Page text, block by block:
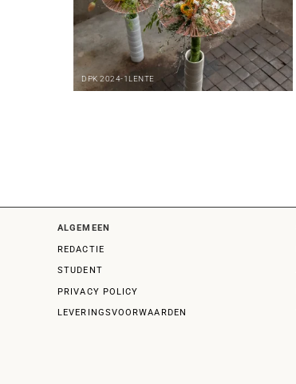
DPK 2024-1 LENTE
ALGEMEEN
REDACTIE
STUDENT
PRIVACY POLICY
LEVERINGSVOORWAARDEN